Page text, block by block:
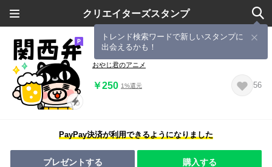
クリエイターズスタンプ
トレンド検索ワードで新しいスタンプに
出会えるかも！
【飛び出す】猫おやじ君の関西弁
おやじ君のアニメ
￥250 1%還元 56
PayPay決済が利用できるようになりました
プレゼントする 購入する